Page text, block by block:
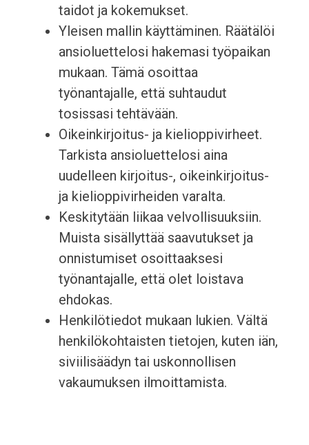
taidot ja kokemukset.
Yleisen mallin käyttäminen. Räätälöi
ansioluettelosi hakemasi työpaikan
mukaan. Tämä osoittaa
työnantajalle, että suhtaudut
tosissasi tehtävään.
Oikeinkirjoitus- ja kielioppivirheet.
Tarkista ansioluettelosi aina
uudelleen kirjoitus-, oikeinkirjoitus-
ja kielioppivirheiden varalta.
Keskitytään liikaa velvollisuuksiin.
Muista sisällyttää saavutukset ja
onnistumiset osoittaaksesi
työnantajalle, että olet loistava
ehdokas.
Henkilötiedot mukaan lukien. Vältä
henkilökohtaisten tietojen, kuten iän,
siviilisäädyn tai uskonnollisen
vakaumuksen ilmoittamista.